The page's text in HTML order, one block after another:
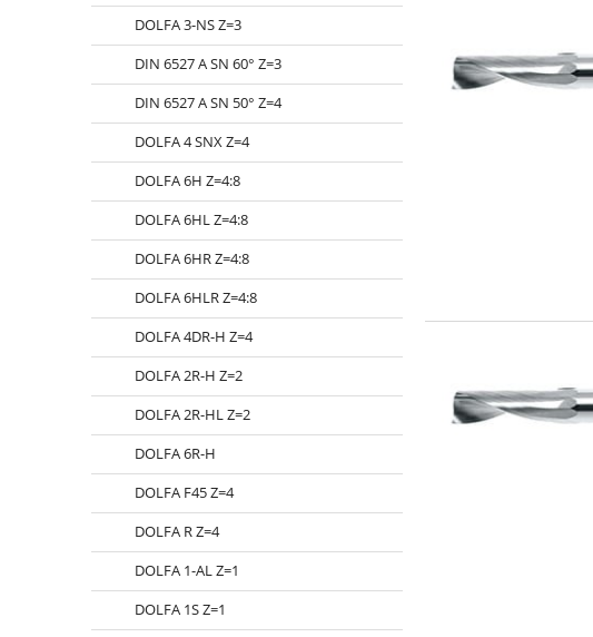
DOLFA 3-NS Z=3
DIN 6527 A SN 60° Z=3
DIN 6527 A SN 50° Z=4
DOLFA 4 SNX Z=4
DOLFA 6H Z=4:8
DOLFA 6HL Z=4:8
DOLFA 6HR Z=4:8
DOLFA 6HLR Z=4:8
DOLFA 4DR-H Z=4
DOLFA 2R-H Z=2
DOLFA 2R-HL Z=2
DOLFA 6R-H
DOLFA F45 Z=4
DOLFA R Z=4
DOLFA 1-AL Z=1
DOLFA 1S Z=1